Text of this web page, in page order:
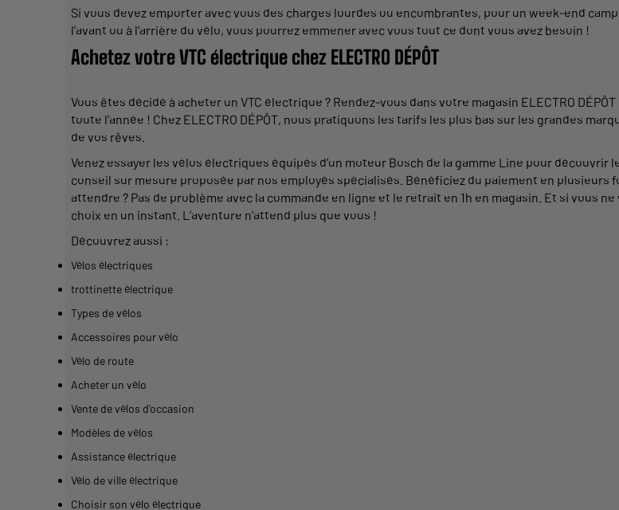
Si vous devez emporter avec vous des charges lourdes ou encombrantes, pour un week-end
l’avant ou à l’arrière du vélo, vous pourrez emmener avec vous tout ce dont vous avez besoin !
Achetez votre VTC électrique chez ELECTRO DÉPÔT
Vous êtes décidé à acheter un VTC électrique ? Rendez-vous dans votre magasin ELECTRO
toute l’année ! Chez ELECTRO DÉPÔT, nous pratiquons les tarifs les plus bas sur les grandes
de vos rêves.
Venez essayer les vélos électriques équipés d’un moteur Bosch de la gamme Line pour découvrir
conseil sur mesure proposée par nos employés spécialisés. Bénéficiez du paiement en plusieurs
attendre ? Pas de problème avec la commande en ligne et le retrait en 1h en magasin. Et si vous
choix en un instant. L’aventure n’attend plus que vous !
Découvrez aussi :
Vélos électriques
trottinette électrique
Types de vélos
Accessoires pour vélo
Vélo de route
Acheter un vélo
Vente de vélos d'occasion
Modèles de vélos
Assistance électrique
Vélo de ville électrique
Choisir son vélo électrique